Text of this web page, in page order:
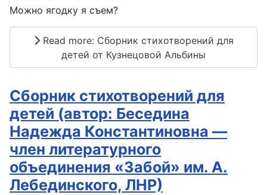
Можно ягодку я съем?
Read more: Сборник стихотворений для
детей от Кузнецовой Альбины
Сборник стихотворений для
детей (автор: Беседина
Надежда Константиновна —
член литературного
объединения «Забой» им. А.
Лебединского, ЛНР)